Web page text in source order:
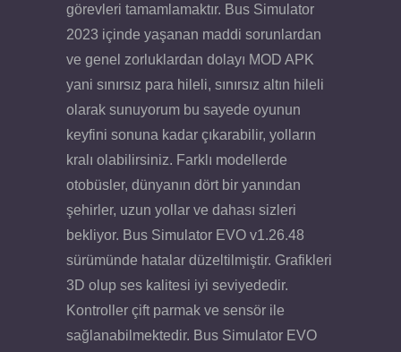
görevleri tamamlamaktır. Bus Simulator
2023 içinde yaşanan maddi sorunlardan
ve genel zorluklardan dolayı MOD APK
yani sınırsız para hileli, sınırsız altın hileli
olarak sunuyorum bu sayede oyunun
keyfini sonuna kadar çıkarabilir, yolların
kralı olabilirsiniz. Farklı modellerde
otobüsler, dünyanın dört bir yanından
şehirler, uzun yollar ve dahası sizleri
bekliyor. Bus Simulator EVO v1.26.48
sürümünde hatalar düzeltilmiştir. Grafikleri
3D olup ses kalitesi iyi seviyededir.
Kontroller çift parmak ve sensör ile
sağlanabilmektedir. Bus Simulator EVO